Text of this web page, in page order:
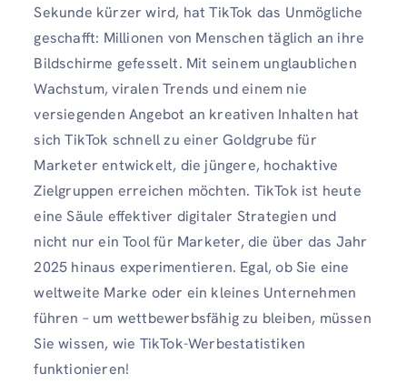
Sekunde kürzer wird, hat TikTok das Unmögliche
geschafft: Millionen von Menschen täglich an ihre
Bildschirme gefesselt. Mit seinem unglaublichen
Wachstum, viralen Trends und einem nie
versiegenden Angebot an kreativen Inhalten hat
sich TikTok schnell zu einer Goldgrube für
Marketer entwickelt, die jüngere, hochaktive
Zielgruppen erreichen möchten. TikTok ist heute
eine Säule effektiver digitaler Strategien und
nicht nur ein Tool für Marketer, die über das Jahr
2025 hinaus experimentieren. Egal, ob Sie eine
weltweite Marke oder ein kleines Unternehmen
führen – um wettbewerbsfähig zu bleiben, müssen
Sie wissen, wie TikTok-Werbestatistiken
funktionieren!